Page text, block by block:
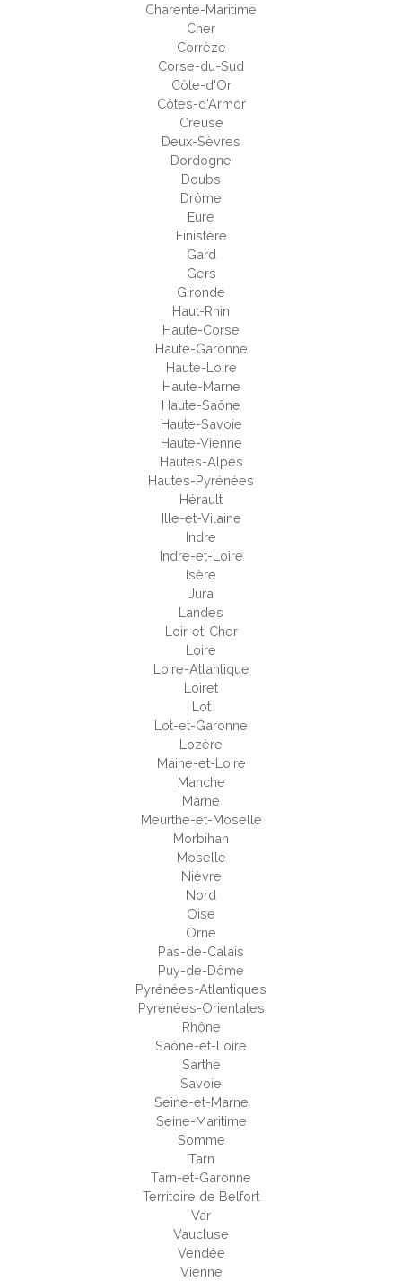
Charente-Maritime
Cher
Corrèze
Corse-du-Sud
Côte-d'Or
Côtes-d'Armor
Creuse
Deux-Sèvres
Dordogne
Doubs
Drôme
Eure
Finistère
Gard
Gers
Gironde
Haut-Rhin
Haute-Corse
Haute-Garonne
Haute-Loire
Haute-Marne
Haute-Saône
Haute-Savoie
Haute-Vienne
Hautes-Alpes
Hautes-Pyrénées
Hérault
Ille-et-Vilaine
Indre
Indre-et-Loire
Isère
Jura
Landes
Loir-et-Cher
Loire
Loire-Atlantique
Loiret
Lot
Lot-et-Garonne
Lozère
Maine-et-Loire
Manche
Marne
Meurthe-et-Moselle
Morbihan
Moselle
Nièvre
Nord
Oise
Orne
Pas-de-Calais
Puy-de-Dôme
Pyrénées-Atlantiques
Pyrénées-Orientales
Rhône
Saône-et-Loire
Sarthe
Savoie
Seine-et-Marne
Seine-Maritime
Somme
Tarn
Tarn-et-Garonne
Territoire de Belfort
Var
Vaucluse
Vendée
Vienne